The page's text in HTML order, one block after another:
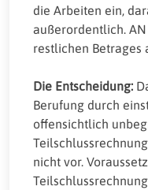
die Arbeiten ein,
außerordentlich.
restlichen Betrages
Die Entscheidung:
Berufung durch
offensichtlich
Teilschlussrechnung
nicht vor.